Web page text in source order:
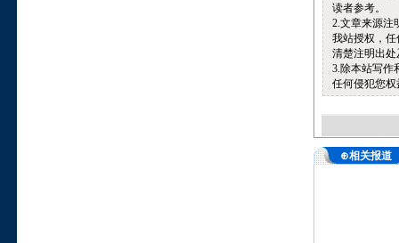
读者参考。
2.文章来源注
我站授权，
清楚注明出
3.除本站写作
任何侵犯您
⊕相关报道